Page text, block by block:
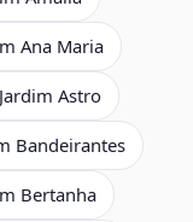
Ana Maria
Jardim Astro
Bandeirantes
Bertanha